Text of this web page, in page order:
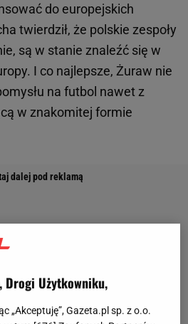
do europejskich
twierdził, że polskie zespoły
są w stanie znaleźć się w
I co najlepsze, Żuraw nie
na futbol nawet z
w znakomitej formie
Drogi Użytkowniku,
„Akceptuję”, Gazeta.pl sp. z o.o.